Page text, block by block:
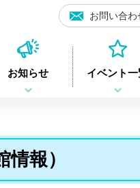
お問い合わ
お知らせ イベント一
報）